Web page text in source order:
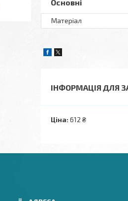
Основні
Матеріал
ІНФОРМАЦІЯ ДЛЯ
Ціна: 612 ₴